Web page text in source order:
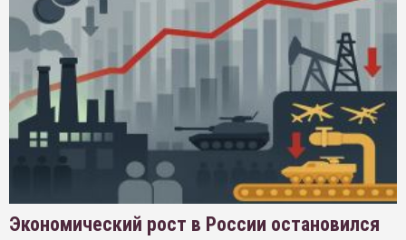
Экономический рост в России остановился